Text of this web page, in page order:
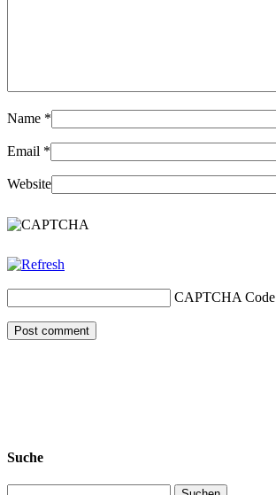
Name *
Email *
Website
CAPTCHA Code
Suche